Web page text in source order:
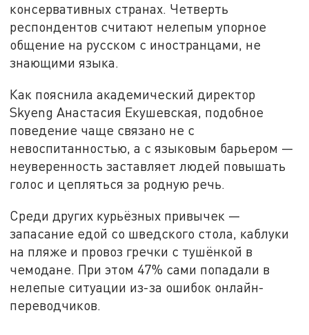
консервативных странах. Четверть
респондентов считают нелепым упорное
общение на русском с иностранцами, не
знающими языка.
Как пояснила академический директор
Skyeng Анастасия Екушевская, подобное
поведение чаще связано не с
невоспитанностью, а с языковым барьером —
неуверенность заставляет людей повышать
голос и цепляться за родную речь.
Среди других курьёзных привычек —
запасание едой со шведского стола, каблуки
на пляже и провоз гречки с тушёнкой в
чемодане. При этом 47% сами попадали в
нелепые ситуации из-за ошибок онлайн-
переводчиков.